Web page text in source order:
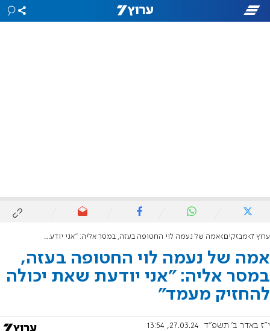
ערוץ 7 מבזקים אמה של נעמה לוי החטופה בעזה, במסר אליה: "אני יודעת שאת יכולה להחזיק מעמד"
אמה של נעמה לוי החטופה בעזה,
במסר אליה: "אני יודעת שאת יכולה
להחזיק מעמד"
י"ז באדר ב׳ תשפ"ד 27.03.24, 13:54